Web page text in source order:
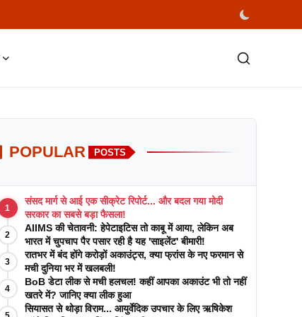
POPULAR POSTS
1
संसद मार्ग से आई एक सीक्रेट रिपोर्ट... और बदल गया मोदी
सरकार का सबसे बड़ा फैसला!
2
AIIMS की चेतावनी: हेपेटाइटिस तो काबू में आया, लेकिन अब
भारत में चुपचाप पैर पसार रही है यह 'साइलेंट' बीमारी!
3
रातभर में बंद होंगे करोड़ों अकाउंट्स, क्या फ्रांस के नए फरमान से
मची दुनिया भर में खलबली!
4
BoB डेटा लीक से मची हलचल! कहीं आपका अकाउंट भी तो नहीं
खतरे में? जानिए क्या लीक हुआ
सियासत से थोड़ा विराम... आयुर्वेदिक उपचार के लिए ऋषिकेश